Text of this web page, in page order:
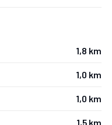
1,8 km
1,0 km
1,0 km
1,5 km